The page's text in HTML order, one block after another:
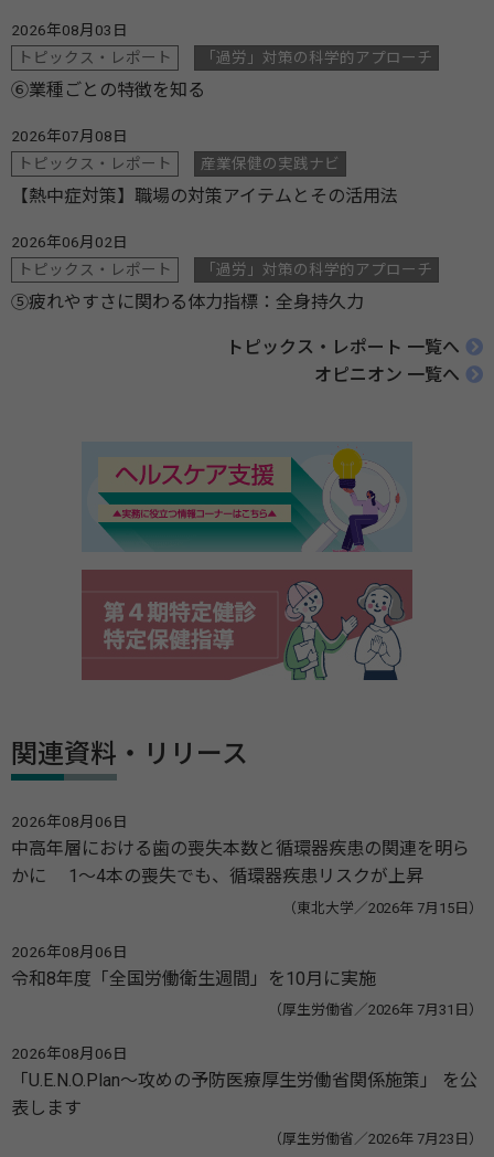
2026年08月03日
トピックス・レポート
「過労」対策の科学的アプローチ
⑥業種ごとの特徴を知る
2026年07月08日
トピックス・レポート
産業保健の実践ナビ
【熱中症対策】職場の対策アイテムとその活用法
2026年06月02日
トピックス・レポート
「過労」対策の科学的アプローチ
⑤疲れやすさに関わる体力指標：全身持久力
トピックス・レポート 一覧へ
オピニオン 一覧へ
関連資料・リリース
2026年08月06日
中高年層における歯の喪失本数と循環器疾患の関連を明ら
かに 1～4本の喪失でも、循環器疾患リスクが上昇
（東北大学／2026年 7月15日）
2026年08月06日
令和8年度「全国労働衛生週間」を10月に実施
（厚生労働省／2026年 7月31日）
2026年08月06日
「U.E.N.O.Plan～攻めの予防医療厚生労働省関係施策」 を公
表します
（厚生労働省／2026年 7月23日）